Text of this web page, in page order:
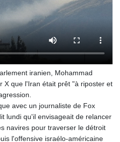
HKD 7.84555
HNL 26.799903
HTG 130.738004
ILS 2.99985
IMP 0.743241
IQD 1309.80882
IRR
1375550.000352
ISK 123.330386
iranien, Mohammad
X que l'Iran était prêt "à riposter et
avec un journaliste de Fox
lundi qu'il envisageait de relancer
navires pour traverser le détroit
l'offensive israélo-américaine